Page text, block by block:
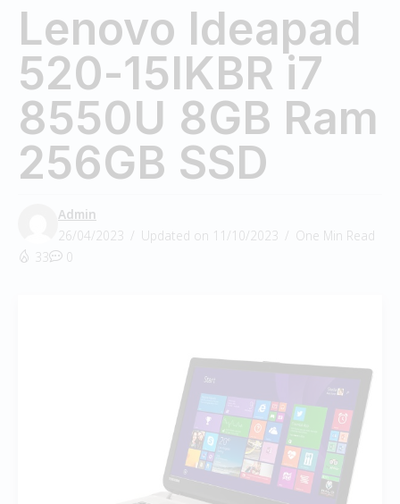
Lenovo Ideapad
520-15IKBR i7
8550U 8GB Ram
256GB SSD
Admin
26/04/2023
Updated on 11/10/2023
One Min Read
33
0